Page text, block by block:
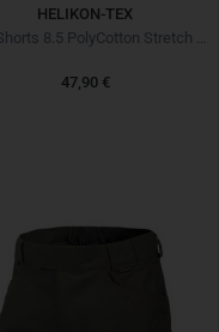
HELIKON-TEX
UTS Shorts 8.5 PolyCotton Stretch Ripstop Black
47,90 €